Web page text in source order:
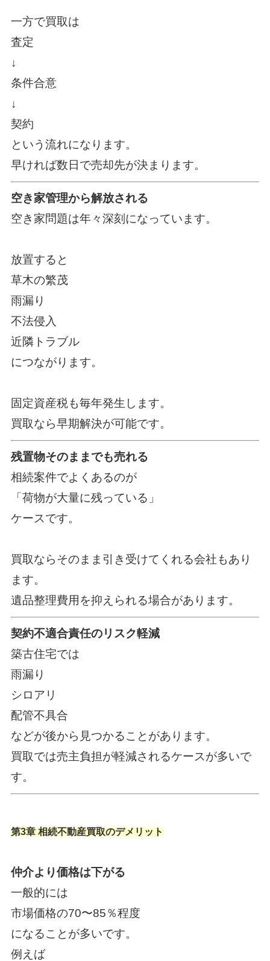
一方で買取は
査定
↓
条件合意
↓
契約
という流れになります。
早ければ数日で売却先が決まります。
空き家管理から解放される
空き家問題は年々深刻になっています。
放置すると
草木の繁茂
雨漏り
不法侵入
近隣トラブル
につながります。
固定資産税も毎年発生します。
買取なら早期解決が可能です。
残置物そのままでも売れる
相続案件でよくあるのが
「荷物が大量に残っている」
ケースです。
買取ならそのまま引き受けてくれる会社もあり
ます。
遺品整理費用を抑えられる場合があります。
契約不適合責任のリスク軽減
築古住宅では
雨漏り
シロアリ
配管不具合
などが後から見つかることがあります。
買取では売主負担が軽減されるケースが多いで
す。
第3章 相続不動産買取のデメリット
仲介より価格は下がる
一般的には
市場価格の70〜85％程度
になることが多いです。
例えば